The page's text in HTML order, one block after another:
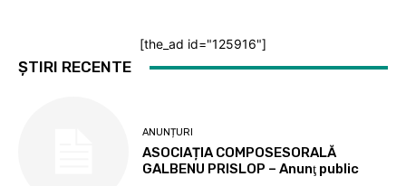
[the_ad id="125916"]
ȘTIRI RECENTE
ANUNȚURI
ASOCIAȚIA COMPOSESORALĂ
GALBENU PRISLOP – Anunţ public